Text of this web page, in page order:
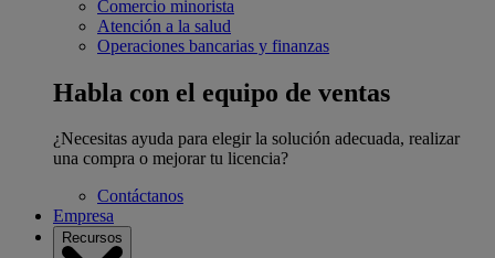
Comercio minorista
Atención a la salud
Operaciones bancarias y finanzas
Habla con el equipo de ventas
¿Necesitas ayuda para elegir la solución adecuada, realizar
una compra o mejorar tu licencia?
Contáctanos
Empresa
Recursos